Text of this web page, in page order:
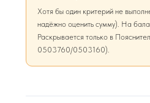
Хотя бы один критерий не
надёжно оценить сумму). На
Раскрывается только в
0503760/0503160).